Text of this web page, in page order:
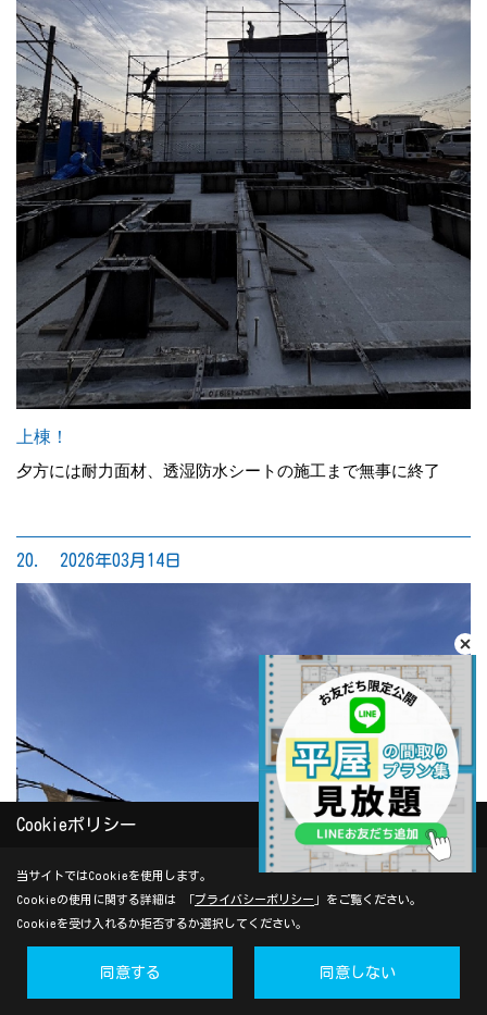
上棟！
夕方には耐力面材、透湿防水シートの施工まで無事に終了
20. 2026年03月14日
Cookieポリシー
当サイトではCookieを使用します。
Cookieの使用に関する詳細は 「プライバシーポリシー 」をご覧ください。
Cookieを受け入れるか拒否するか選択してください。
同意する 同意しない